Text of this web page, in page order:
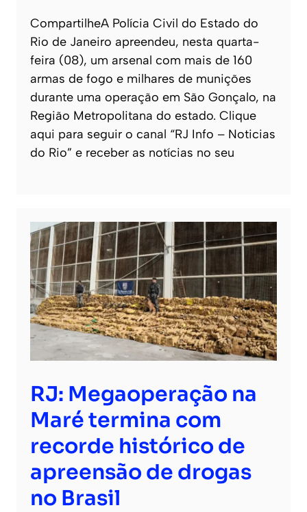
CompartilheA Polícia Civil do Estado do
Rio de Janeiro apreendeu, nesta quarta-
feira (08), um arsenal com mais de 160
armas de fogo e milhares de munições
durante uma operação em São Gonçalo, na
Região Metropolitana do estado. Clique
aqui para seguir o canal “RJ Info – Noticias
do Rio” e receber as notícias no seu
RJ: Megaoperação na
Maré termina com
recorde histórico de
apreensão de drogas
no Brasil